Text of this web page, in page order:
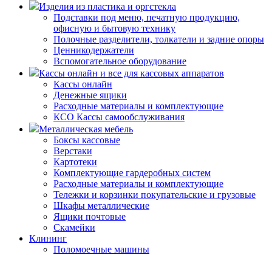
Изделия из пластика и оргстекла
Подставки под меню, печатную продукцию,
офисную и бытовую технику
Полочные разделители, толкатели и задние опоры
Ценникодержатели
Вспомогательное оборудование
Кассы онлайн и все для кассовых аппаратов
Кассы онлайн
Денежные ящики
Расходные материалы и комплектующие
КСО Кассы самообслуживания
Металлическая мебель
Боксы кассовые
Верстаки
Картотеки
Комплектующие гардеробных систем
Расходные материалы и комплектующие
Тележки и корзинки покупательские и грузовые
Шкафы металлические
Ящики почтовые
Скамейки
Клининг
Поломоечные машины